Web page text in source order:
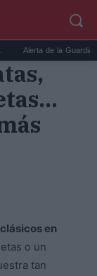
Alerta de la Guardia
en
o un
tan